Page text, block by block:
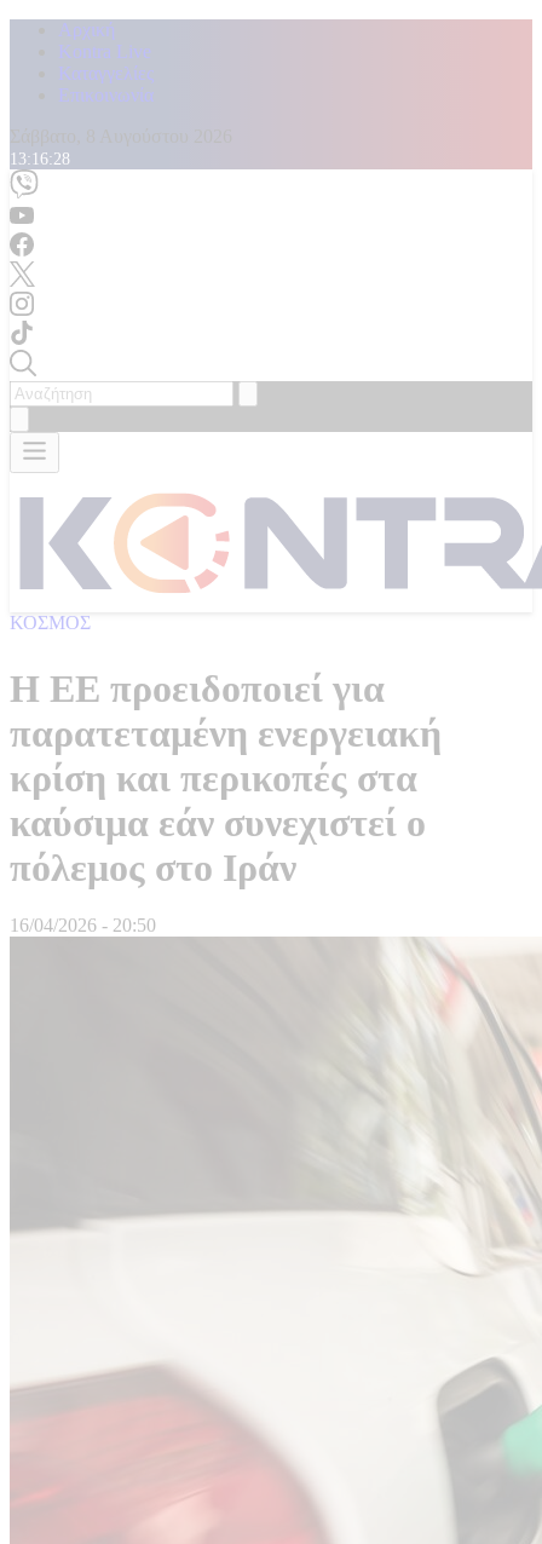
Αρχική
Kontra Live
Καταγγελίες
Επικοινωνία
13:16:30
ΚΟΣΜΟΣ
Η ΕΕ προειδοποιεί για
παρατεταμένη ενεργειακή
κρίση και περικοπές στα
καύσιμα εάν συνεχιστεί ο
πόλεμος στο Ιράν
16/04/2026 - 20:50